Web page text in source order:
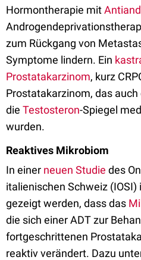
Hormontherapie mit
zum Rückgang von
Symptome lindern. Ein
Prostatakarzinom, kurz
Prostatakarzinom, das
die Testosteron-Spiegel
wurden.
Reaktives Mikrobiom
In einer neuen Studie des
italienischen Schweiz
gezeigt werden, dass das
die sich einer ADT zur
fortgeschrittenen
reaktiv verändert. Dazu